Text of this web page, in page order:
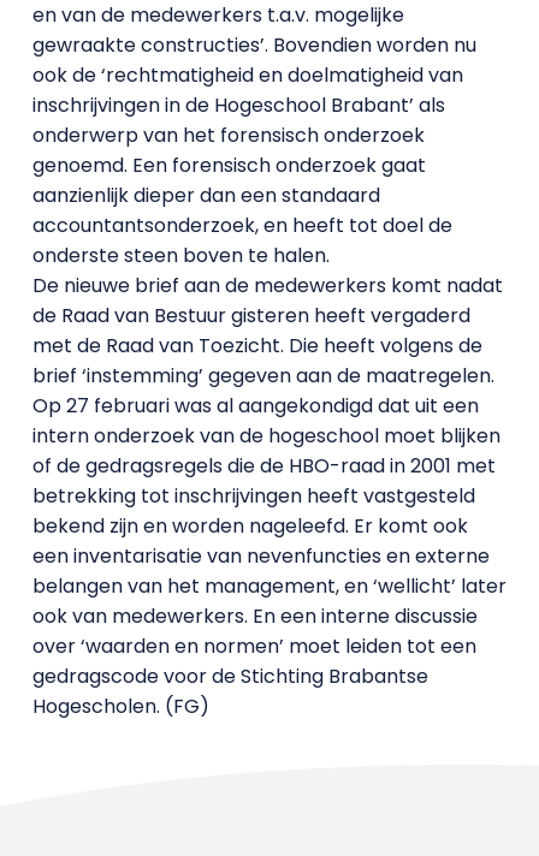
en van de medewerkers t.a.v. mogelijke
gewraakte constructies’. Bovendien worden nu
ook de ‘rechtmatigheid en doelmatigheid van
inschrijvingen in de Hogeschool Brabant’ als
onderwerp van het forensisch onderzoek
genoemd. Een forensisch onderzoek gaat
aanzienlijk dieper dan een standaard
accountantsonderzoek, en heeft tot doel de
onderste steen boven te halen.
De nieuwe brief aan de medewerkers komt nadat
de Raad van Bestuur gisteren heeft vergaderd
met de Raad van Toezicht. Die heeft volgens de
brief ‘instemming’ gegeven aan de maatregelen.
Op 27 februari was al aangekondigd dat uit een
intern onderzoek van de hogeschool moet blijken
of de gedragsregels die de HBO-raad in 2001 met
betrekking tot inschrijvingen heeft vastgesteld
bekend zijn en worden nageleefd. Er komt ook
een inventarisatie van nevenfuncties en externe
belangen van het management, en ‘wellicht’ later
ook van medewerkers. En een interne discussie
over ‘waarden en normen’ moet leiden tot een
gedragscode voor de Stichting Brabantse
Hogescholen. (FG)